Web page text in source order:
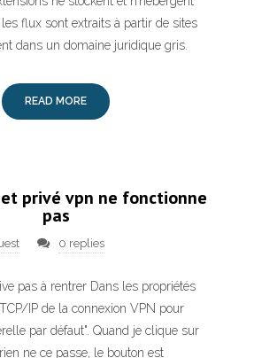
flux sont extraits à partir de sites
dans un domaine juridique gris.
READ MORE
privé vpn ne fonctionne
pas
0 replies
pas à rentrer Dans les propriétés
IP de la connexion VPN pour
par défaut". Quand je clique sur
ne ce passe, le bouton est